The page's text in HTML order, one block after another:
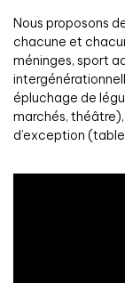
Nous proposons
chacune et
méninges, sport
épluchage de
marchés,
d’exception